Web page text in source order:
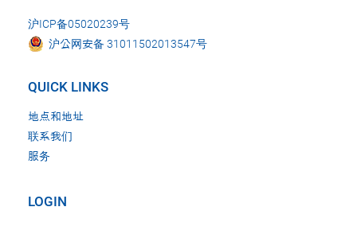
沪ICP备05020239号
沪公网安备 31011502013547号
QUICK LINKS
地点和地址
联系我们
服务
LOGIN